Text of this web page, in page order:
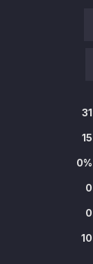
31
15
0%
0
0
10